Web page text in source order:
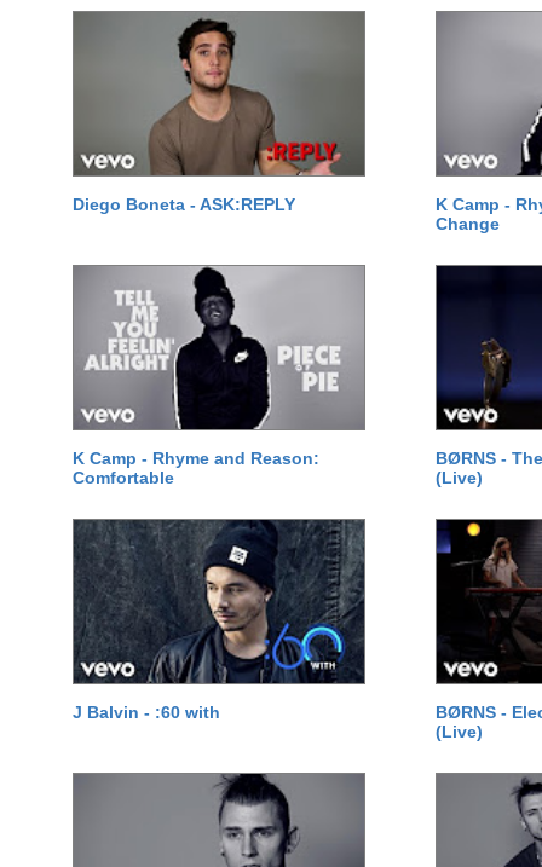
Diego Boneta - ASK:REPLY
K Camp -
Change
K Camp - Rhyme and Reason:
Comfortable
BØRNS -
(Live)
J Balvin - :60 with
BØRNS -
(Live)